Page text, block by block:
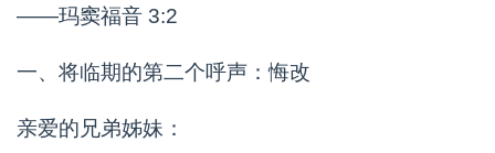
——玛窦福音 3:2
一、将临期的第二个呼声：悔改
亲爱的兄弟姊妹：